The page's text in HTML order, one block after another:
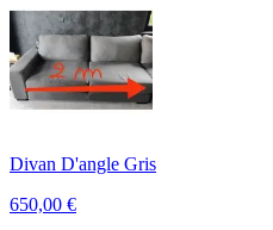
Divan D'angle Gris
650,00 €